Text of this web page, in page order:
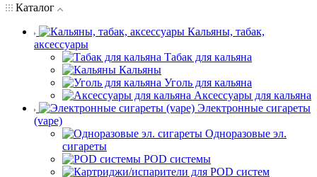
Каталог
Кальяны, табак,
аксессуары
Табак для кальяна
Кальяны
Уголь для кальяна
Аксессуары для кальяна
Электронные сигареты
(vape)
Одноразовые эл.
сигареты
POD системы